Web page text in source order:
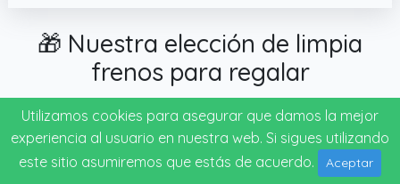
🎁 Nuestra elección de limpia
frenos para regalar
La mayoría de las veces cuando vamos a regalar
algo o estamos pensando en hacer un regalo, no
sabemos por donde comenzar, almenos a nosotros
nos suele pasar, y es de lo más normal.
Utilizamos cookies para asegurar que damos la mejor
experiencia al usuario en nuestra web. Si sigues utilizando
este sitio asumiremos que estás de acuerdo.
Aceptar